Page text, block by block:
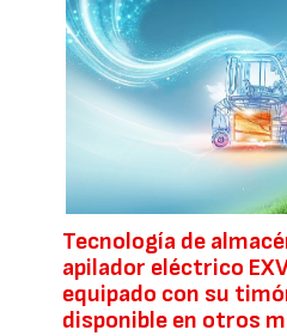
Tecnología de
apilador eléctrico
equipado con su
disponible en otros